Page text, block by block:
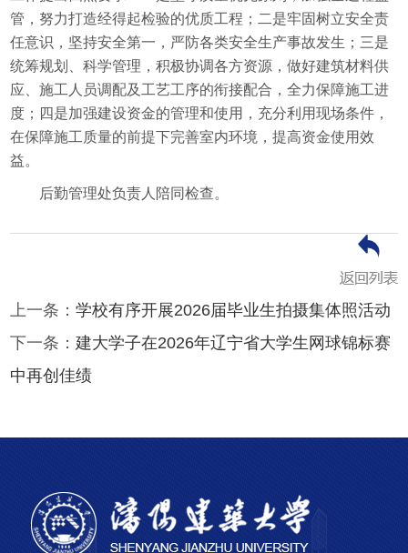
管，努力打造经得起检验的优质工程；二是牢固树立安全责
任意识，坚持安全第一，严防各类安全生产事故发生；三是
统筹规划、科学管理，积极协调各方资源，做好建筑材料供
应、施工人员调配及工艺工序的衔接配合，全力保障施工进
度；四是加强建设资金的管理和使用，充分利用现场条件，
在保障施工质量的前提下完善室内环境，提高资金使用效
益。
后勤管理处负责人陪同检查。
上一条：学校有序开展2026届毕业生拍摄集体照活动
下一条：建大学子在2026年辽宁省大学生网球锦标赛
中再创佳绩